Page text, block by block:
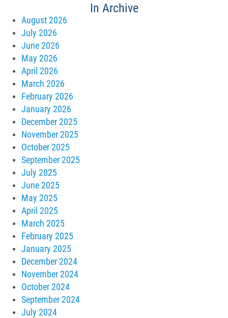
In Archive
August 2026
July 2026
June 2026
May 2026
April 2026
March 2026
February 2026
January 2026
December 2025
November 2025
October 2025
September 2025
July 2025
June 2025
May 2025
April 2025
March 2025
February 2025
January 2025
December 2024
November 2024
October 2024
September 2024
July 2024